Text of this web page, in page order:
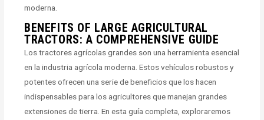
moderna.
BENEFITS OF LARGE AGRICULTURAL
TRACTORS: A COMPREHENSIVE GUIDE
Los tractores agrícolas grandes son una herramienta esencial
en la industria agrícola moderna. Estos vehículos robustos y
potentes ofrecen una serie de beneficios que los hacen
indispensables para los agricultores que manejan grandes
extensiones de tierra. En esta guía completa, exploraremos